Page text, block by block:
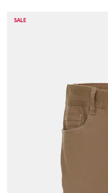
SALE